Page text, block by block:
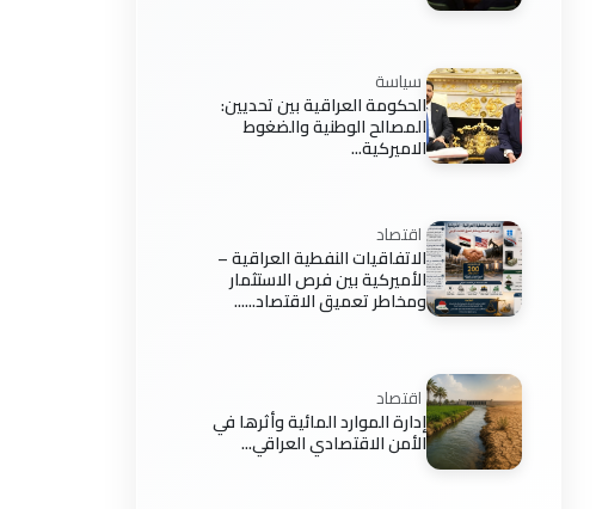
سياسة
الحكومة العراقية بين تحديين:
المصالح الوطنية والضغوط
الاميركية...
اقتصاد
الاتفاقيات النفطية العراقية –
الأميركية بين فرص الاستثمار
ومخاطر تعميق الاقتصاد......
اقتصاد
إدارة الموارد المائية وأثرها في
الأمن الاقتصادي العراقي...